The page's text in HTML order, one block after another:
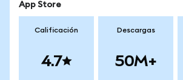
App Store
Calificación
4.7
Descargas
50M+